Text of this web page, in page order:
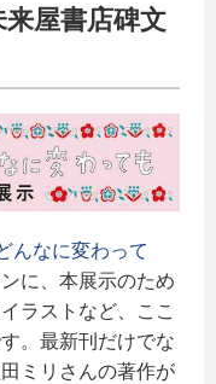
屋書店碑文
んなに変わって
に、本展示のため
ラストなど、ここ
。最新刊だけでな
ミリさんの著作が